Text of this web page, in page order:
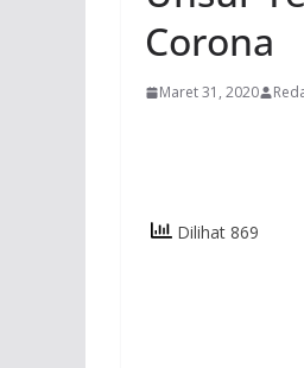
Corona
Maret 31, 2020
Dilihat 869